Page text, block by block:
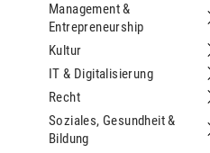
Management &
Entrepreneurship
Kultur
IT & Digitalisierung
Recht
Soziales, Gesundheit &
Bildung